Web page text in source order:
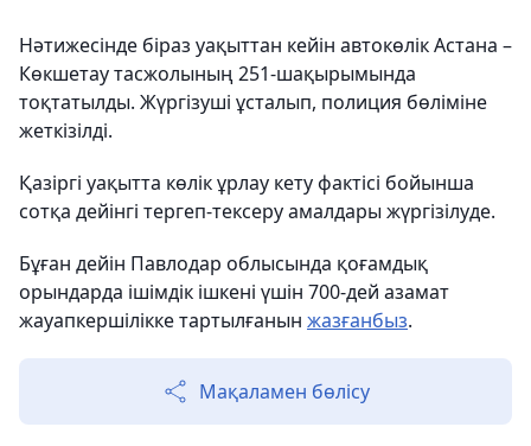
Нәтижесінде біраз уақыттан кейін автокөлік Астана –
Көкшетау тасжолының 251-шақырымында
тоқтатылды. Жүргізуші ұсталып, полиция бөліміне
жеткізілді.
Қазіргі уақытта көлік ұрлау кету фактісі бойынша
сотқа дейінгі тергеп-тексеру амалдары жүргізілуде.
Бұған дейін Павлодар облысында қоғамдық
орындарда ішімдік ішкені үшін 700-дей азамат
жауапкершілікке тартылғанын жазғанбыз.
Мақаламен бөлісу